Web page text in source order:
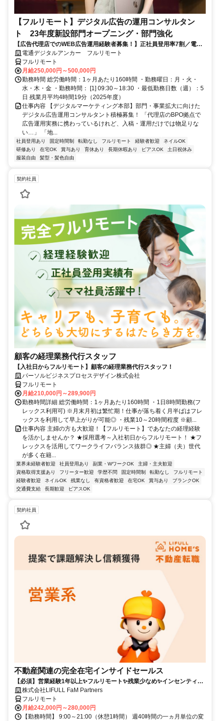
【フルリモート】デジタル広告の運用コンサルタン
ト 23年度新設部門オープニング・部門強化
【広告代理店でのWEB広告運用経験者募集！】正社員登用率7割／電通
G／全国×完全在宅／年休126日・土日祝休み／残業月平均4時間19分
電通デジタルアンカー フルリモート
フルリモート
月給250,000円～500,000円
勤務時間 総労働時間：1ヶ月あたり160時間 ・勤務曜日：月・火・
水・木・金 ・勤務時間： [1] 09:30～18:30 ・最低勤務日数（週）：5
日 残業月平均4時間19分（2025年度）
仕事内容 【デジタルマーケティング本部】部門・事業拡大に向けた
デジタル広告運用コンサルタント積極募集！ 「代理店のBPO拠点で
広告運用実務に携わっているけれど、入稿・運用だけでは物足りな
い…」 「地...
社員登用あり 固定時間制 転勤なし フルリモート 経験者歓迎
ネイルOK
研修あり
在宅OK 賞与あり 育休あり 長期休暇あり ピアスOK
土日祝休み
服装自由
髪型・髪色自由
契約社員
顧客の経理業務代行スタッフ
【入社日からフルリモート】顧客の経理業務代行スタッフ！
パーソルビジネスプロセスデザイン株式会社
フルリモート
月給210,000円～289,900円
勤務時間詳細 総労働時間：1ヶ月あたり160時間 ・1日8時間勤務(フ
レックス利用可) ※月末月初は繁忙期！仕事が落ち着く月半ばはフレ
ックスを利用して早上がりが可能◎ ・残業10～20時間程度 ※顧...
仕事内容 主婦の方も大歓迎！【フルリモート】であなたの経理経験
を活かしませんか？ ★採用選考～入社初日からフルリモート！ ★フ
レックスを活用してワークライフバランス抜群◎ ★主婦（夫）世代
が多く在籍...
業界未経験者歓迎 社員登用あり 副業・WワークOK
主婦・主夫歓迎
資格取得支援あり
フリーター歓迎 学歴不問 固定時間制 転勤なし
フルリモート
経験者歓迎
ネイルOK 残業なし 有資格者歓迎 在宅OK 賞与あり
ブランクOK
交通費支給
長期歓迎 ピアスOK
契約社員
不動産関連の完全在宅インサイドセールス
【必須】営業経験1年以上✨フルリモート✨残業少なめ✨インセンティブ
有 株式会社LIFULL FaM Partners
フルリモート
月給242,000円～280,000円
【勤務時間】 9:00～21:00（休憩1時間） 週40時間の一ヵ月単位の変